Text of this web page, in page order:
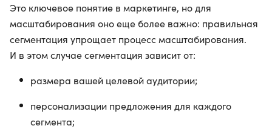
Это ключевое понятие в маркетинге, но для
масштабирования оно еще более важно: правильная
сегментация упрощает процесс масштабирования.
И в этом случае сегментация зависит от:
размера вашей целевой аудитории;
персонализации предложения для каждого
сегмента;